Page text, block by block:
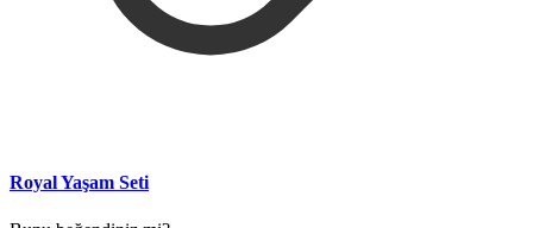
Royal Yaşam Seti